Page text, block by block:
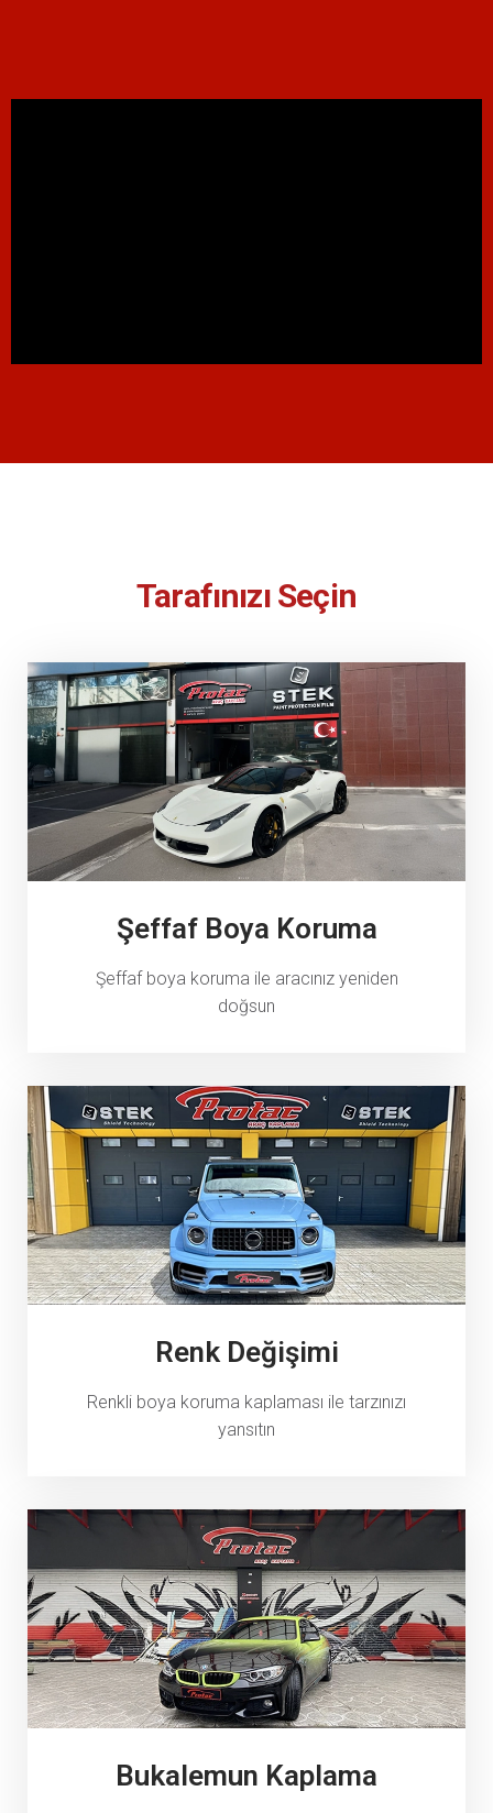
Tarafınızı Seçin
Şeffaf Boya Koruma
Şeffaf boya koruma ile aracınız yeniden
doğsun
Renk Değişimi
Renkli boya koruma kaplaması ile tarzınızı
yansıtın
Bukalemun Kaplama